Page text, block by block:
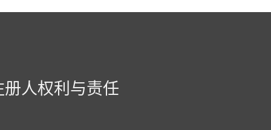
册人权利与责任